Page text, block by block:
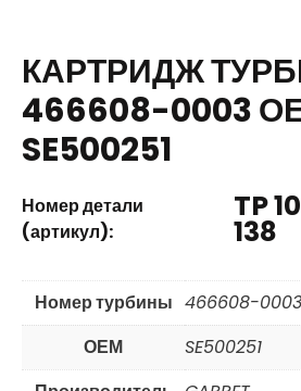
КАРТРИДЖ
466608-0003
SE500251
Номер детали
(артикул):
TP
138
Номер турбины 466608-0003
ОЕМ
SE500251